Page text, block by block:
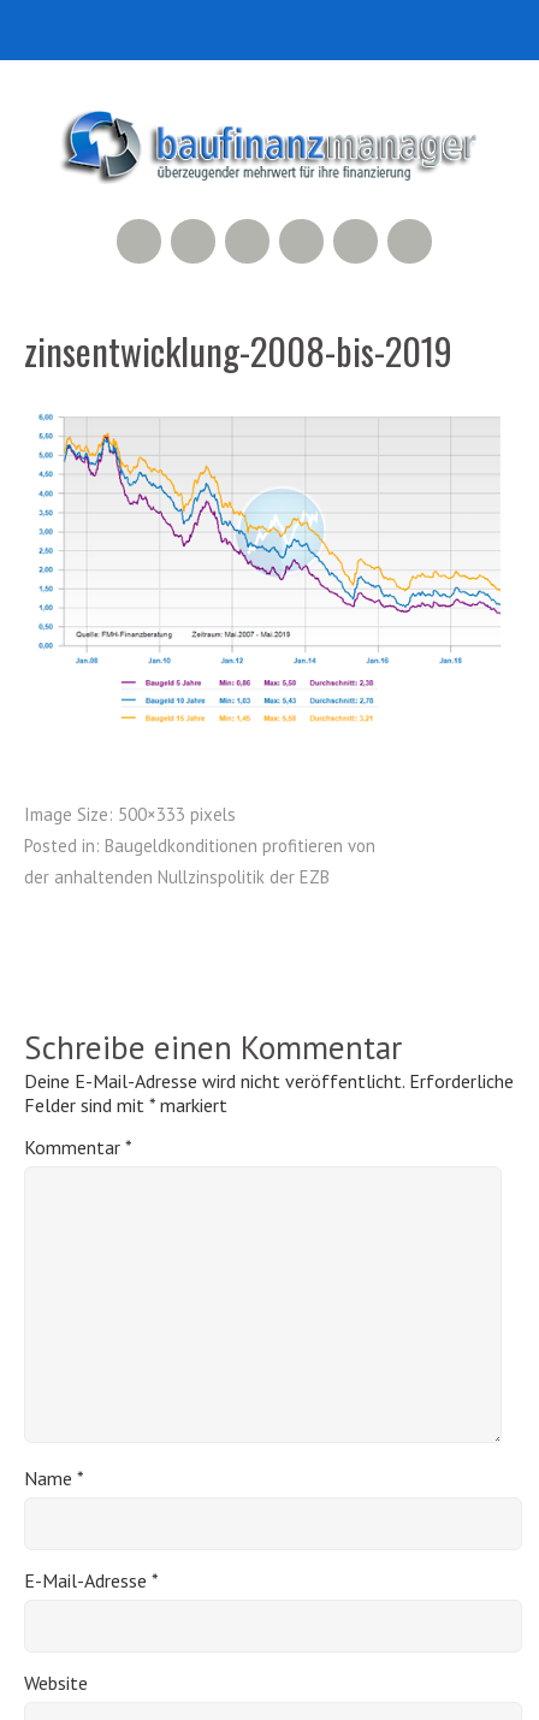
Facebook
500px
LinkedIn
Xing
RSS Feed
zinsentwicklung-2008-bis-2019
Image Size: 500×333 pixels
Posted in: Baugeldkonditionen profitieren von
der anhaltenden Nullzinspolitik der EZB
Schreibe einen Kommentar
Deine E-Mail-Adresse wird nicht veröffentlicht. Erforderliche
Felder sind mit * markiert
Kommentar *
Name *
E-Mail-Adresse *
Website